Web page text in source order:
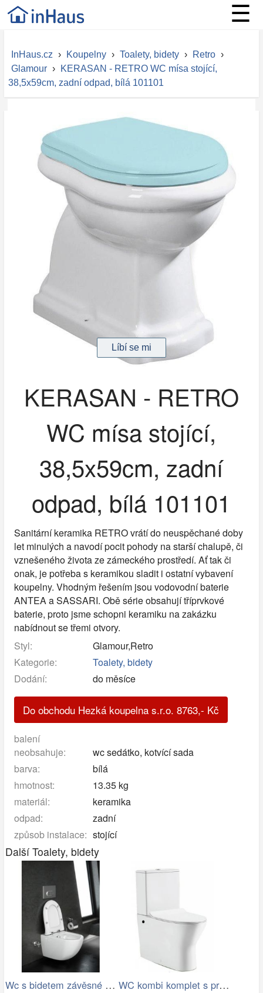
☰
InHaus.cz › Koupelny › Toalety, bidety › Retro ›
Glamour ›
KERASAN - RETRO WC mísa stojící,
38,5x59cm, zadní odpad, bílá 101101
KERASAN - RETRO
WC mísa stojící,
38,5x59cm, zadní
odpad, bílá 101101
Sanitární keramika RETRO vrátí do neuspěchané doby
let minulých a navodí pocit pohody na starší chalupě, či
vznešeného života ze zámeckého prostředí. Ať tak či
onak, je potřeba s keramikou sladit i ostatní vybavení
koupelny. Vhodným řešením jsou vodovodní baterie
ANTEA a SASSARI. Obě série obsahují tříprvkové
baterie, proto jsme schopni keramiku na zakázku
nabídnout se třemi otvory.
Styl:
Glamour,Retro
Kategorie:
Toalety, bidety
Dodání:
do měsíce
Do obchodu Hezká koupelna s.r.o. 8763,- Kč
balení
neobsahuje:
wc sedátko, kotvící sada
barva:
bílá
hmotnost:
13.35 kg
materiál:
keramika
odpad:
zadní
způsob instalace: stojící
Další Toalety, bidety
Wc s bidetem závěsné Vitra Shift 7748… WC kombi komplet s prkénkem softclose…